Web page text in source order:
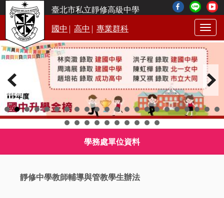
臺北市私立靜修高級中學
國中 | 高中 | 專業群科
學務處單位資料
靜修中學教師輔導與管教學生辦法